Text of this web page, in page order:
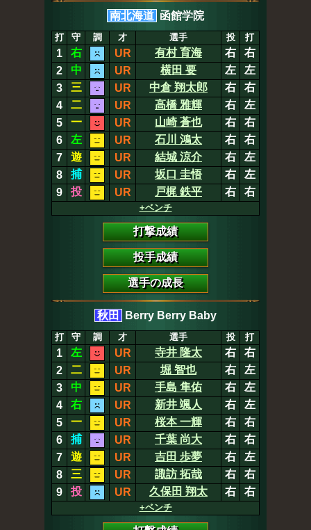
南北海道 函館学院
打 守 調 才 選手 投 打
1 右 UR 有村 育海 右
右
2
中 UR 横田 要 左
左
3
三 UR 中倉 翔太郎 右
右
4
二 UR 高橋 雅輝 右
左
5
一 UR 山崎 蒼也 右
右
6
左 UR 石川 鴻太 右
右
7
遊 UR 結城 涼介 右
左
8
捕 UR 坂口 圭悟 右
左
9
投 UR 戸梶 鉄平 右 右
+ベンチ
打撃成績
投手成績
選手の成長
秋田 Berry Berry Baby
打 守 調 才 選手 投 打
1 左 UR 寺井 隆太 右
右
2
二 UR 堀 智也 右
左
3
中 UR 手島 隼佑 右
左
4
右 UR 新井 颯人 右
左
5
一 UR 桜本 一輝 右
右
6
捕 UR 千葉 尚大 右
右
7
遊 UR 吉田 歩夢 右
左
8
三 UR 諏訪 拓哉 右
右
9
投 UR 久保田 翔太 右 右
+ベンチ